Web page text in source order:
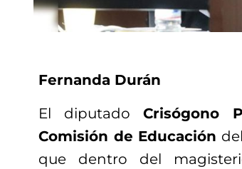
Fernanda Durán
El diputado Crisógono
Comisión de Educación
que dentro del